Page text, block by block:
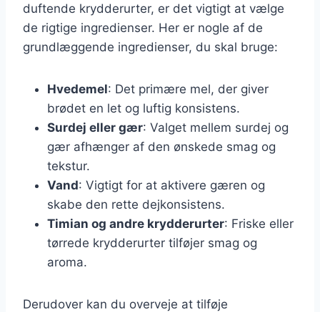
duftende krydderurter, er det vigtigt at vælge
de rigtige ingredienser. Her er nogle af de
grundlæggende ingredienser, du skal bruge:
Hvedemel: Det primære mel, der giver
brødet en let og luftig konsistens.
Surdej eller gær: Valget mellem surdej og
gær afhænger af den ønskede smag og
tekstur.
Vand: Vigtigt for at aktivere gæren og
skabe den rette dejkonsistens.
Timian og andre krydderurter: Friske eller
tørrede krydderurter tilføjer smag og
aroma.
Derudover kan du overveje at tilføje